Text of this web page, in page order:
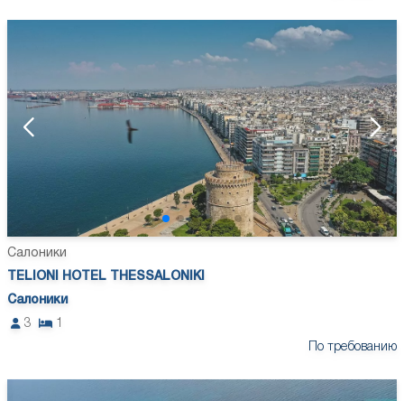
Салоники
TELIONI HOTEL THESSALONIKI
Салоники
3
1
По требованию